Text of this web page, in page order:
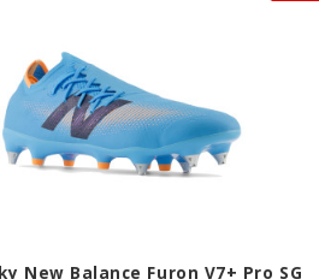
New Balance Furon V7+ Pro SG